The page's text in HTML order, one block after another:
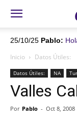
25/10/25 Pablo: Hola
AVISAME POR
todos los datos bien.
23/10/25 Pablo:
Florianópolis
Uber 100 reales
Inicio Datos Útiles:
Datos Útiles: NA
Valles
Por Pablo - Oct 8, 2008